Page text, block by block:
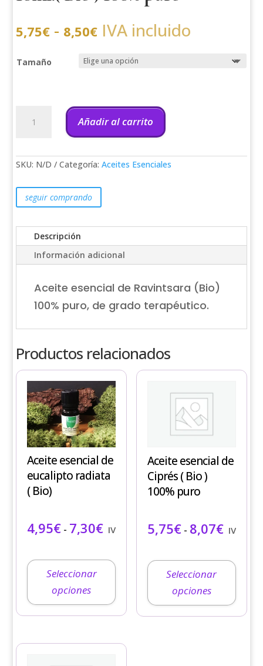
5,75€ - 8,50€Rango
de
desde
5,75€
IVA incluido
Tamaño
esencial
(
Bio
100%
puro
cantidad
Añadir al carrito
SKU: N/D Categoría:Aceites Esenciales
seguir comprando
Descripción
Información adicional
Aceite esencial de Ravintsara (Bio)
100% puro, de grado terapéutico.
Productos relacionados
Aceite esencial de
eucalipto radiata
( Bio)
4,95€ - 7,30€Rango de precios: desde 4,95€
IVA incluido
Seleccionar
opciones
producto
tiene
múltiples
variantes.
Las
opciones
se
elegir
página
producto
Aceite esencial de
Ciprés ( Bio )
100% puro
5,75€ - 8,07€Rango
IVA
Seleccionar
opciones
producto
múltiples
Las
opciones
se
elegir
página
producto